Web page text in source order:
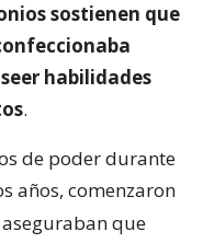
sostienen que
habilidades
.
de poder durante
años, comenzaron
aseguraban que